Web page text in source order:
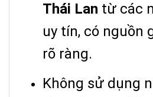
Thái Lan từ các
uy tín, có nguồn
rõ ràng.
Không sử dụng